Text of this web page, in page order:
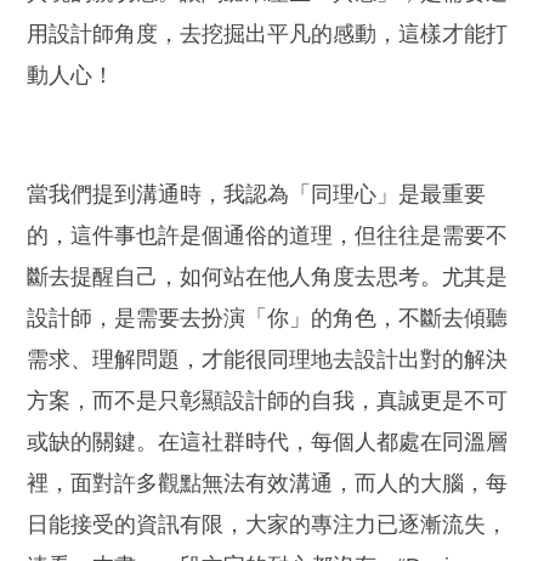
用設計師角度，去挖掘出平凡的感動，這樣才能打
動人心！
當我們提到溝通時，我認為「同理心」是最重要
的，這件事也許是個通俗的道理，但往往是需要不
斷去提醒自己，如何站在他人角度去思考。尤其是
設計師，是需要去扮演「你」的角色，不斷去傾聽
需求、理解問題，才能很同理地去設計出對的解決
方案，而不是只彰顯設計師的自我，真誠更是不可
或缺的關鍵。在這社群時代，每個人都處在同溫層
裡，面對許多觀點無法有效溝通，而人的大腦，每
日能接受的資訊有限，大家的專注力已逐漸流失，